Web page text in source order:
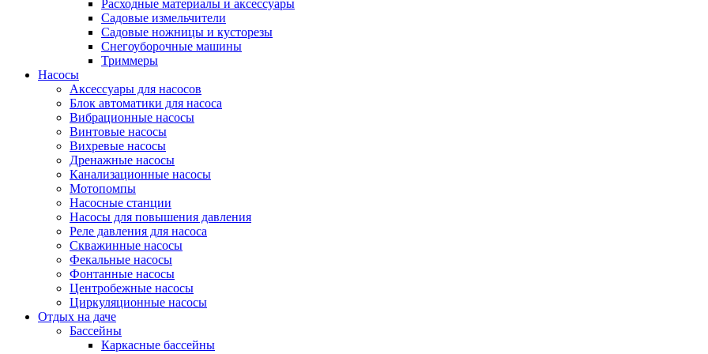
Расходные материалы и аксессуары
Садовые измельчители
Садовые ножницы и кусторезы
Снегоуборочные машины
Триммеры
Насосы
Аксессуары для насосов
Блок автоматики для насоса
Вибрационные насосы
Винтовые насосы
Вихревые насосы
Дренажные насосы
Канализационные насосы
Мотопомпы
Насосные станции
Насосы для повышения давления
Реле давления для насоса
Скважинные насосы
Фекальные насосы
Фонтанные насосы
Центробежные насосы
Циркуляционные насосы
Отдых на даче
Бассейны
Каркасные бассейны